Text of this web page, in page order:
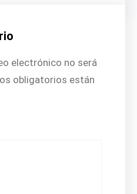
electrónico no será
obligatorios están